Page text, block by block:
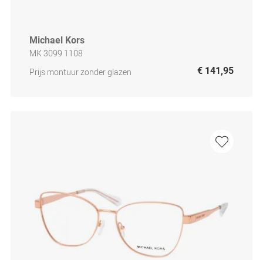
Michael Kors
MK 3099 1108
Prijs montuur zonder glazen
€ 141,95